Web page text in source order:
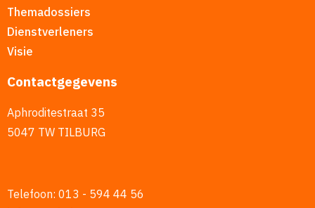
Themadossiers
Dienstverleners
Visie
Contactgegevens
Aphroditestraat 35
5047 TW TILBURG
Telefoon: 013 - 594 44 56